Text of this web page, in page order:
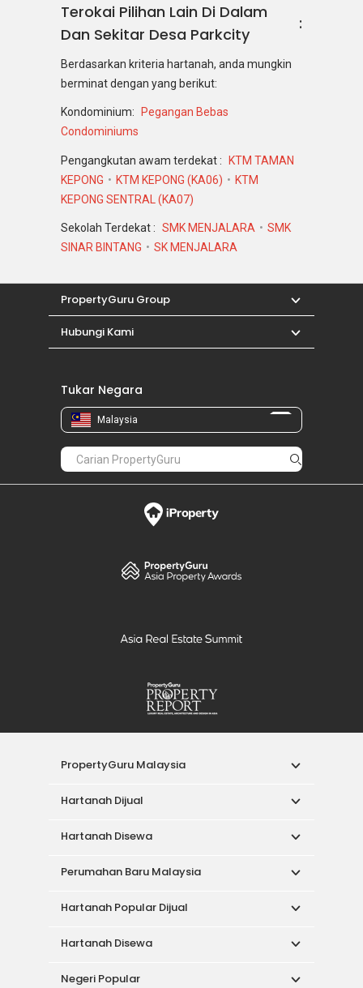
Terokai Pilihan Lain Di Dalam
Dan Sekitar Desa Parkcity
Berdasarkan kriteria hartanah, anda mungkin
berminat dengan yang berikut:
Kondominium:
Pegangan Bebas
Condominiums
Pengangkutan awam terdekat : KTM TAMAN
KEPONG
KTM KEPONG (KA06)
KTM
KEPONG SENTRAL (KA07)
Sekolah Terdekat : SMK MENJALARA
SMK
SINAR BINTANG
SK MENJALARA
PropertyGuru Group
Hubungi Kami
Tukar Negara
Malaysia
PropertyGuru Malaysia
Hartanah Dijual
Hartanah Disewa
Perumahan Baru Malaysia
Hartanah Popular Dijual
Hartanah Disewa
Negeri Popular